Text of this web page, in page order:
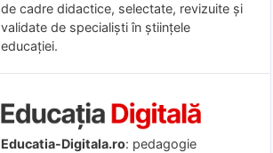
de cadre didactice, selectate, revizuite și
validate de specialiști în științele
educației.
Educatia-Digitala.ro: pedagogie